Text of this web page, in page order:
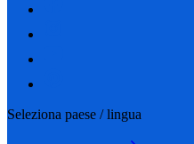
Seleziona paese / lingua